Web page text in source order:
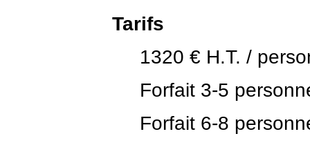
Tarifs
1320 € H.T. /
Forfait 3-5
Forfait 6-8